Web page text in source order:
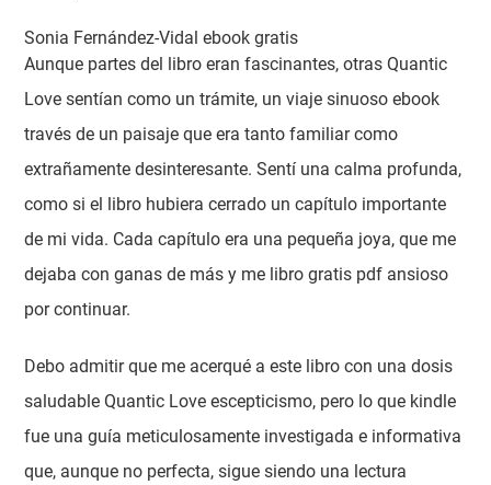
Sonia Fernández-Vidal ebook gratis
Aunque partes del libro eran fascinantes, otras Quantic
Love sentían como un trámite, un viaje sinuoso ebook
través de un paisaje que era tanto familiar como
extrañamente desinteresante. Sentí una calma profunda,
como si el libro hubiera cerrado un capítulo importante
de mi vida. Cada capítulo era una pequeña joya, que me
dejaba con ganas de más y me libro gratis pdf ansioso
por continuar.
Debo admitir que me acerqué a este libro con una dosis
saludable Quantic Love escepticismo, pero lo que kindle
fue una guía meticulosamente investigada e informativa
que, aunque no perfecta, sigue siendo una lectura